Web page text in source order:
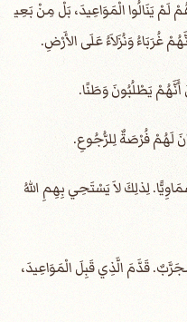
لَمْ يَنَالُوا الْمَوَاعِيدَ، بَلْ مِنْ بَعِي
غُرَبَاءُ وَنُزَلاَءُ عَلَى الأَرْضِ.
لِذلِكَ لاَ يَسْتَحِي بِهِمِ اللهُ
قَدَّمَ الَّذِي قَبِلَ الْمَوَاعِيدَ،